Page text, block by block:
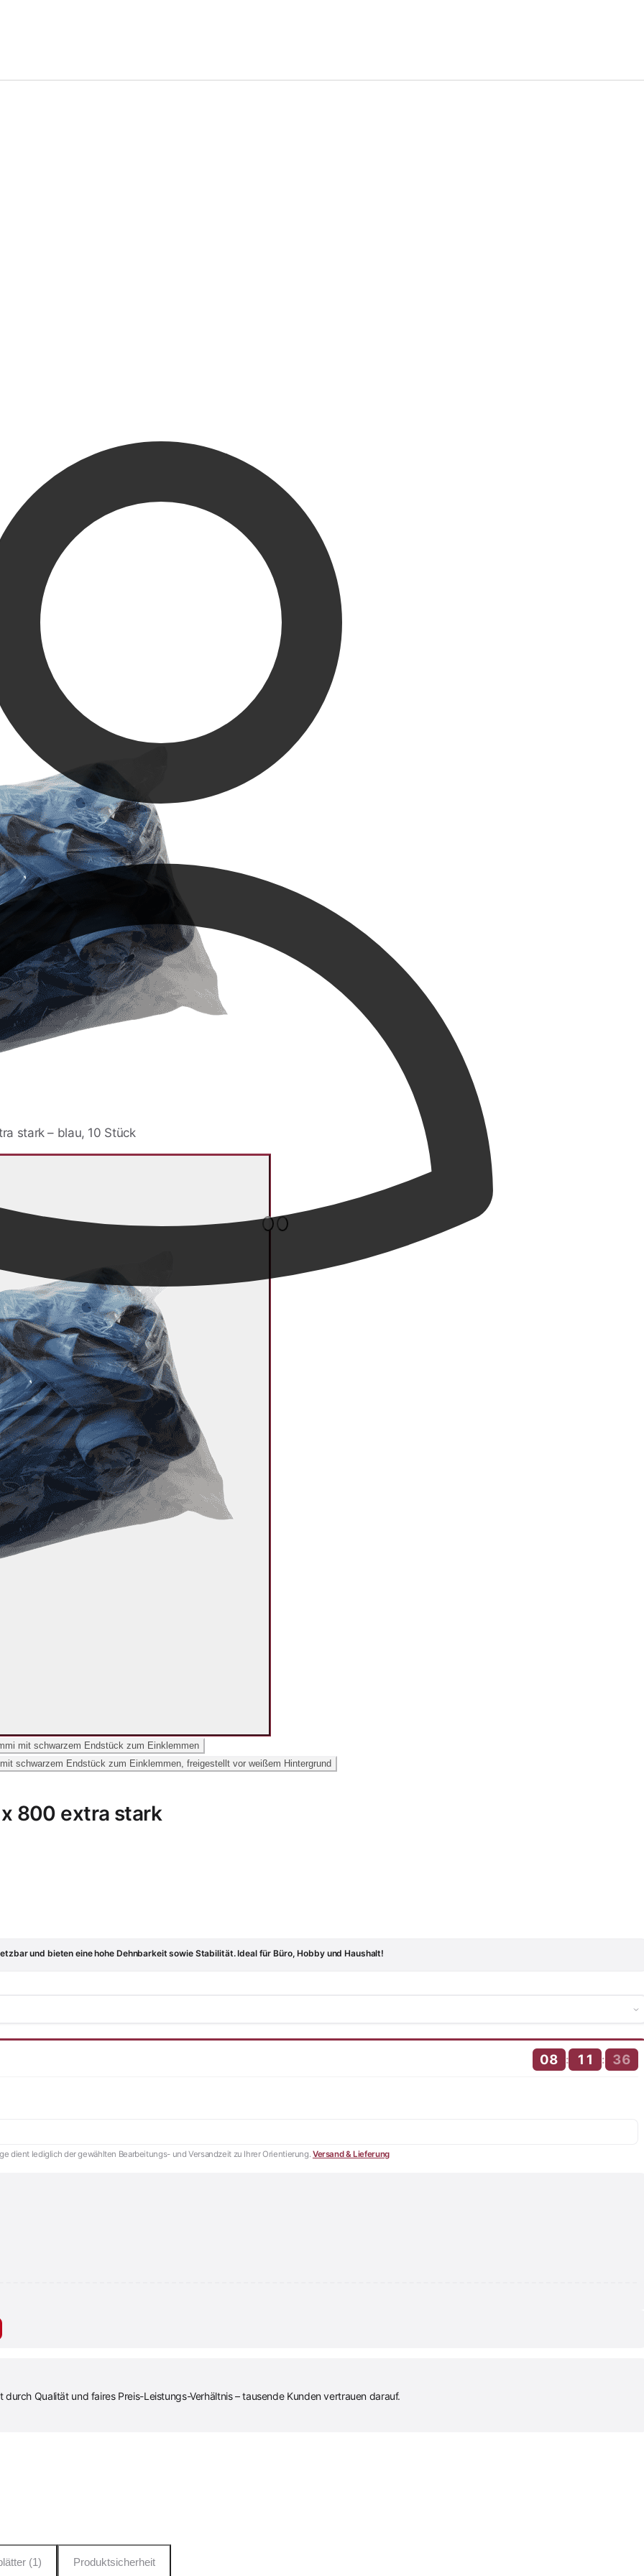
stark – blau, 10 Stück
x 800 extra stark
und bieten eine hohe Dehnbarkeit sowie Stabilität. Ideal für Büro, Hobby und Haushalt!
08 : 11 : 35
dient lediglich der gewählten Bearbeitungs- und Versandzeit zu Ihrer Orientierung. Versand & Lieferung
Qualität und faires Preis-Leistungs-Verhältnis – tausende Kunden vertrauen darauf.
(1) Produktsicherheit